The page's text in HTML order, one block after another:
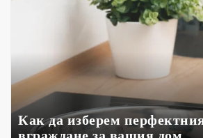
Как да изберем